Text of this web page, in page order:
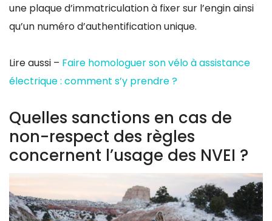
une plaque d’immatriculation à fixer sur l’engin ainsi
qu’un numéro d’authentification unique.
Lire aussi – Faire homologuer son vélo à assistance
électrique : comment s’y prendre ?
Quelles sanctions en cas de
non-respect des règles
concernent l’usage des NVEI ?